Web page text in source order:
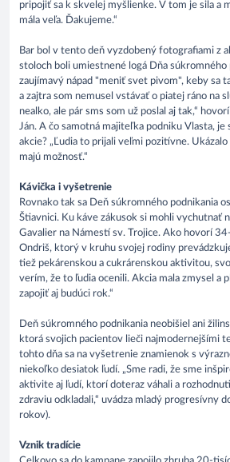
pripojiť sa k skvelej myšlienke. V tom je sila a
mála veľa. Ďakujeme.“
Bar bol v tento deň vyzdobený fotografiami z
stoloch boli umiestnené logá Dňa súkromného
zaujímavý nápad "meniť svet pivom", keby sa
a zajtra som nemusel vstávať o piatej ráno na
nealko, ale pár sms som už poslal aj tak,“
Ján. A čo samotná majiteľka podniku Vlasta, je
akcie? „Ľudia to prijali veľmi pozitívne. Ukázalo
majú možnosť.“
Kávička i vyšetrenie
Rovnako tak sa Deň súkromného podnikania
Štiavnici. Ku káve zákusok si mohli vychutnať
Gavalier na Námestí sv. Trojice. Ako hovorí
Ondriš, ktorý v kruhu svojej rodiny
tiež pekárenskou a cukrárenskou aktivitou,
verím, že to ľudia ocenili. Akcia mala zmysel a
zapojiť aj budúci rok.“
Deň súkromného podnikania neobišiel ani
ktorá svojich pacientov lieči najmodernejšími
tohto dňa sa na vyšetrenie znamienok s
niekoľko desiatok ľudí. „Sme radi, že sme
aktivite aj ľudí, ktorí doteraz váhali a
zdraviu odkladali,“ uvádza mladý progresívny
rokov).
Vznik tradície